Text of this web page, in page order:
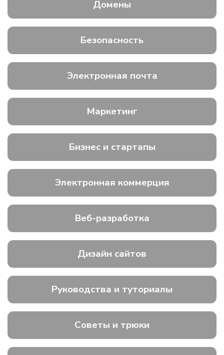
Домены
Безопасность
Электронная почта
Маркетинг
Бизнес и стартапы
Электронная коммерция
Веб-разработка
Дизайн сайтов
Руководства и туториалы
Советы и трюки